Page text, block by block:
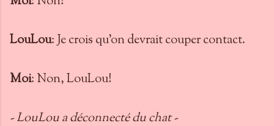
LouLou: Je crois qu'on devrait couper contact.
Moi: Non, LouLou!
- LouLou a déconnecté du chat -